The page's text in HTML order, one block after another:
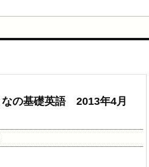
なの基礎英語 2013年4月